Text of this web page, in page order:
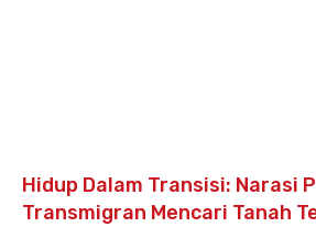
Hidup Dalam Transisi: Narasi
Transmigran Mencari Tanah